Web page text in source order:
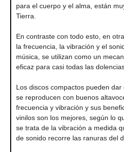
para el cuerpo y el alma, están
Tierra.
En contraste con todo esto, en
la frecuencia, la vibración y el
música, se utilizan como un
eficaz para casi todas las
Los discos compactos pueden
se reproducen con buenos
frecuencia y vibración y sus
vinilos son los mejores, según lo
se trata de la vibración a medida
de sonido recorre las ranuras del